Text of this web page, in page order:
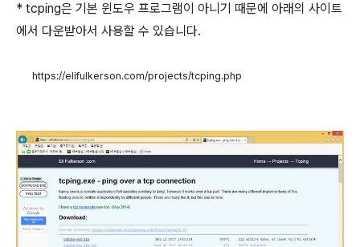
* tcping은 기본 윈도우 프로그램이 아니기 때문에 아래의 사이트
에서 다운받아서 사용할 수 있습니다.
https://elifulkerson.com/projects/tcping.php